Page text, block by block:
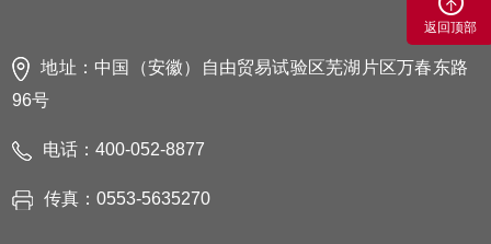
地址：中国（安徽）自由贸易试验区芜湖片区万春东路
96号
电话：400-052-8877
传真：0553-5635270
返回顶部